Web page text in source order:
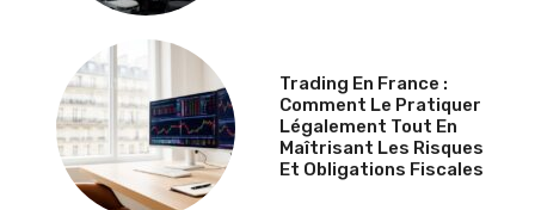
Trading En France :
Comment Le Pratiquer
Légalement Tout En
Maîtrisant Les Risques
Et Obligations Fiscales